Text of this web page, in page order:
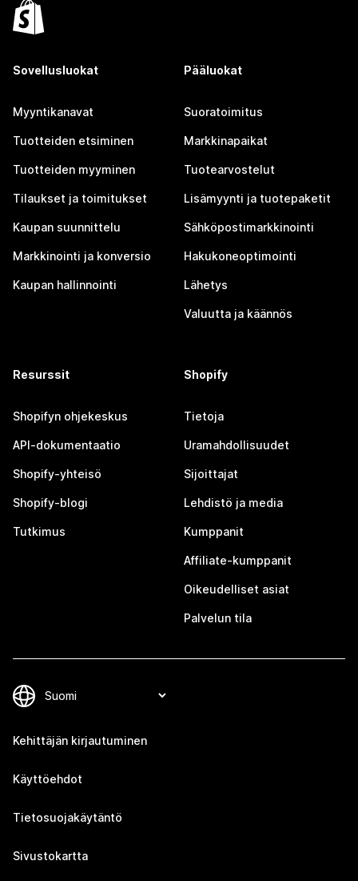
Sovellusluokat
Myyntikanavat
Tuotteiden etsiminen
Tuotteiden myyminen
Tilaukset ja toimitukset
Kaupan suunnittelu
Markkinointi ja konversio
Kaupan hallinnointi
Pääluokat
Suoratoimitus
Markkinapaikat
Tuotearvostelut
Lisämyynti ja tuotepaketit
Sähköpostimarkkinointi
Hakukoneoptimointi
Lähetys
Valuutta ja käännös
Resurssit
Shopifyn ohjekeskus
API-dokumentaatio
Shopify-yhteisö
Shopify-blogi
Tutkimus
Shopify
Tietoja
Uramahdollisuudet
Sijoittajat
Lehdistö ja media
Kumppanit
Affiliate-kumppanit
Oikeudelliset asiat
Palvelun tila
Kehittäjän kirjautuminen
Käyttöehdot
Tietosuojakäytäntö
Sivustokartta